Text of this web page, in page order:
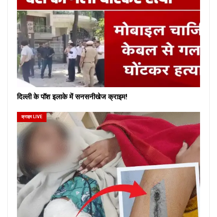
दिल्ली के पॉश इलाके में सनसनीखेज क्राइम!
क्राइम LIVE